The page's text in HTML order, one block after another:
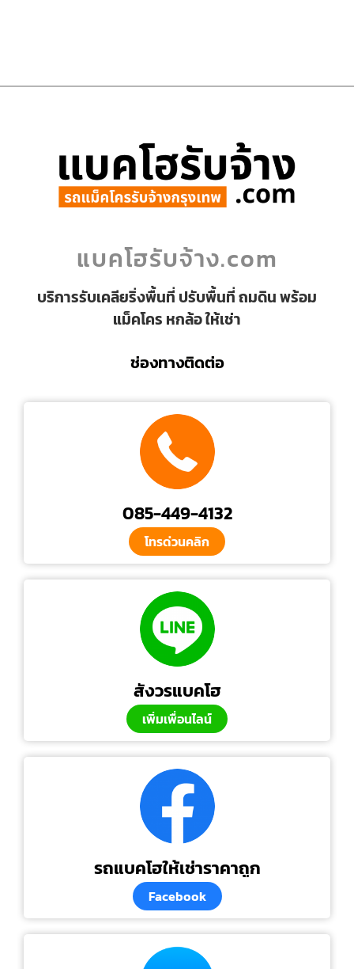
แบคโฮรับจ้าง.com
บริการรับเคลียริ่งพื้นที่ ปรับพื้นที่ ถมดิน พร้อม
แม็คโคร หกล้อ ให้เช่า
ช่องทางติดต่อ
085-449-4132
โทรด่วนคลิก
สังวรแบคโฮ
เพิ่มเพื่อนไลน์
รถแบคโฮให้เช่าราคาถูก
Facebook